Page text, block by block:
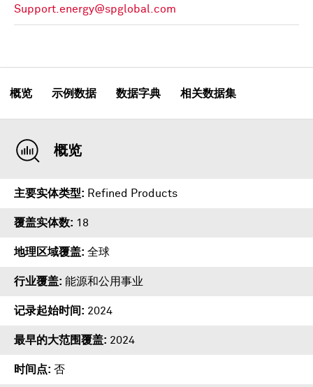
Support.energy@spglobal.com
概览 示例数据 数据字典 相关数据集
概览
主要实体类型 Refined Products
覆盖实体数 18
地理区域覆盖 全球
行业覆盖 能源和公用事业
记录起始时间 2024
最早的大范围覆盖 2024
时间点 否